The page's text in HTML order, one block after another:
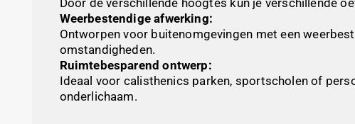
Weerbestendige afwerking:
Ontworpen voor buitenomgevingen met een
omstandigheden.
Ruimtebesparend ontwerp:
Ideaal voor calisthenics parken, sportscholen of
onderlichaam.